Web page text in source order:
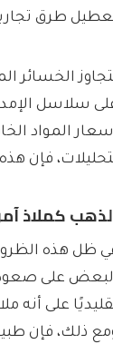
طرق
الخسائر
سلاسل
المواد
فإن
كملاذ
ظل هذه
على أنه
ذلك، فإن